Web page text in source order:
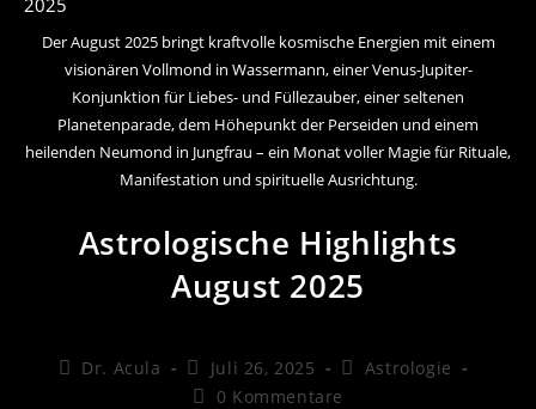
Der August 2025 bringt kraftvolle kosmische Energien mit einem
visionären Vollmond in Wassermann, einer Venus-Jupiter-
Konjunktion für Liebes- und Füllezauber, einer seltenen
Planetenparade, dem Höhepunkt der Perseiden und einem
heilenden Neumond in Jungfrau – ein Monat voller Magie für Rituale,
Manifestation und spirituelle Ausrichtung.
Astrologische Highlights
August 2025
Beitrags-
Dr. Acula
Beitrag
veröffentlicht:
Juli 26, 2025
Beitrags-
Astrologie
Beitrags-
0 Kommentare